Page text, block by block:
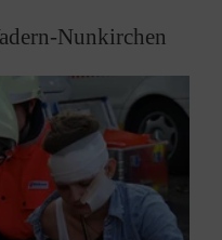
Nunkirchen